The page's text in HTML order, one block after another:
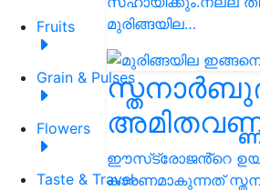
Fruits
Grain & Pulses
Flowers
Taste & Travel
മുരിങ്ങയില…
ഈസ്‌ട്രോജൻ്റെ
കാരണമാകുന്നത്